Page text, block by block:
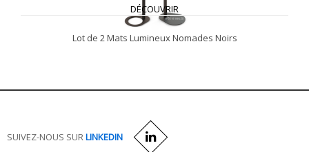
DÉCOUVRIR
Lot de 2 Mats Lumineux Nomades Noirs
SUIVEZ-NOUS SUR LINKEDIN